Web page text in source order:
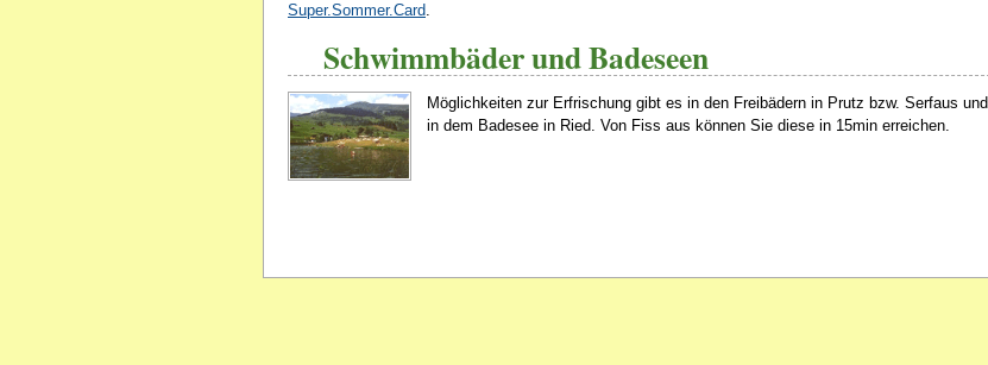
Super.Sommer.Card.
Schwimmbäder und Badeseen
Möglichkeiten zur Erfrischung gibt es in den Freibädern in Prutz bzw. Serfaus und
in dem Badesee in Ried. Von Fiss aus können Sie diese in 15min erreichen.